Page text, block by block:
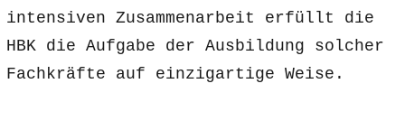
intensiven Zusammenarbeit erfüllt die
HBK die Aufgabe der Ausbildung solcher
Fachkräfte auf einzigartige Weise.